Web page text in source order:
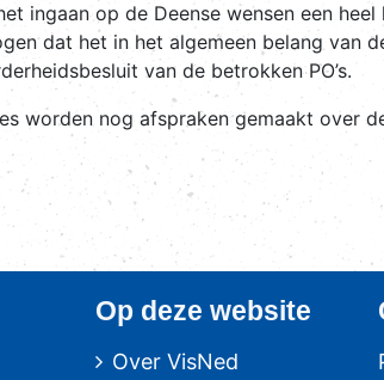
ingaan op de Deense wensen een
dat het in het algemeen belang van
van de betrokken PO’s.
worden nog afspraken gemaakt over
Op deze website
Over VisNed